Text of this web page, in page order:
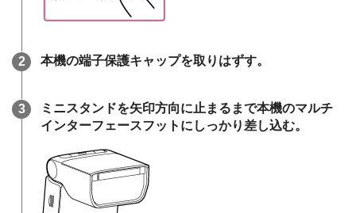
本機の端子保護キャップを取りはずす。
ミニスタンドを矢印方向に止まるまで本機のマルチ
インターフェースフットにしっかり差し込む。